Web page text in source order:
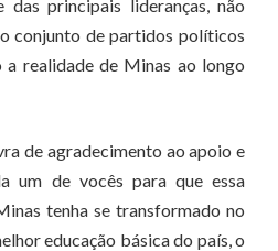
das principais lideranças, não
conjunto de partidos políticos
realidade de Minas ao longo
de agradecimento ao apoio e
um de vocês para que essa
tenha se transformado no
educação básica do país, o